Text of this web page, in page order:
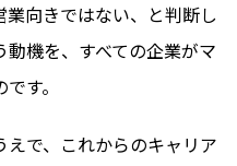
向きではない、と判断し
機を、すべての企業がマ
す。
で、これからのキャリア